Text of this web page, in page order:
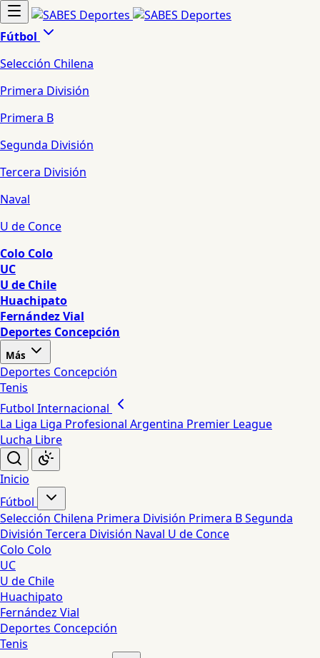
Fútbol
Selección Chilena
Primera División
Primera B
Segunda División
Tercera División
Naval
U de Conce
Colo Colo
UC
U de Chile
Huachipato
Fernández Vial
Deportes Concepción
Más
Deportes Concepción
Tenis
Futbol Internacional
La Liga Liga Profesional Argentina Premier League
Lucha Libre
Inicio
Fútbol
Selección Chilena Primera División Primera BSegunda
División Tercera División Naval U de Conce
Colo Colo
UC
U de Chile
Huachipato
Fernández Vial
Deportes Concepción
Tenis